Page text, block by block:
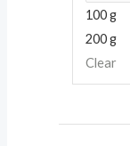
100 g
200 g
Clear